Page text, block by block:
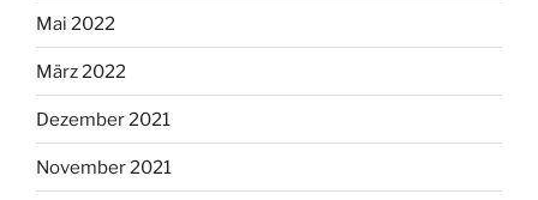
Mai 2022
März 2022
Dezember 2021
November 2021